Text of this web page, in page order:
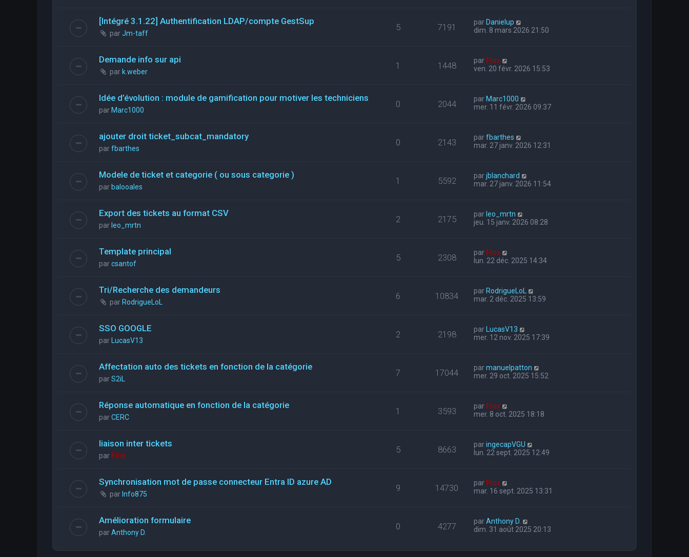
[Intégré 3.1.22] Authentification LDAP/compte GestSup
parJm-taff
5 7191 par Danielup
dim. 8 mars 2026 21:50
Demande info sur api
par k.weber
1 1448 par Flox
ven. 20 févr. 2026 15:53
Idée d’évolution : module de gamification pour motiver les techniciens
par Marc1000
0 2044 par Marc1000
mer. 11 févr. 2026 09:37
ajouter droit ticket_subcat_mandatory
parfbarthes
0 2143 parfbarthes
mar. 27 janv. 2026 12:31
Modele de ticket et categorie ( ou sous categorie )
par balooales
1 5592 parjblanchard
mar. 27 janv. 2026 11:54
Export des tickets au format CSV
par leo_mrtn
2 2175 par leo_mrtn
jeu. 15 janv. 2026 08:28
Template principal
parcsantof
5 2308 par Flox
lun. 22 déc. 2025 14:34
Tri/Recherche des demandeurs
par RodrigueLoL
6 10834 par RodrigueLoL
mar. 2 déc. 2025 13:59
SSO GOOGLE
par LucasV13
2 2198 par LucasV13
mer. 12 nov. 2025 17:39
Affectation auto des tickets en fonction de la catégorie
parS2iL
7 17044 parmanuelpatton
mer. 29 oct. 2025 15:52
Réponse automatique en fonction de la catégorie
parCERC
1 3593 par Flox
mer. 8 oct. 2025 18:18
liaison inter tickets
par Flox
5 8663 paringecapVGU
lun. 22 sept. 2025 12:49
Synchronisation mot de passe connecteur Entra ID azure AD
par Info875
9 14730 par Flox
mar. 16 sept. 2025 13:31
Amélioration formulaire
parAnthony D.
0 4277 parAnthony D.
dim. 31 août 2025 20:13